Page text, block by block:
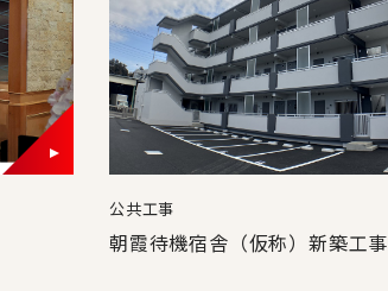
公共工事
朝霞待機宿舎（仮称）新築工事